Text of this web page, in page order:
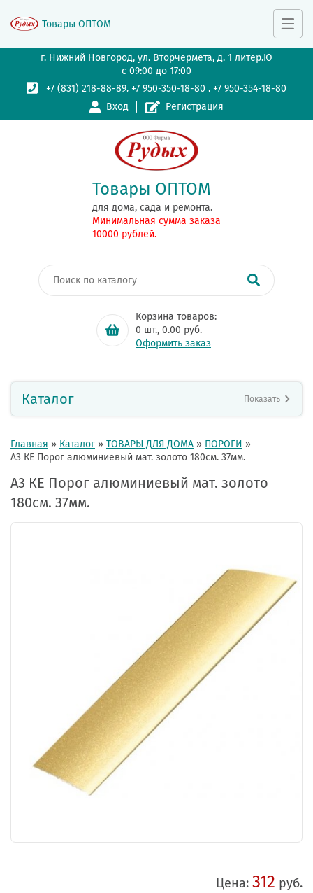
г. Нижний Новгород, ул. Вторчермета, д. 1 литер.Ю
с 09:00 до 17:00
+7 (831) 218-88-89,+7 950-350-18-80 ,+7 950-354-18-80
Вход
Регистрация
Товары ОПТОМ
для дома, сада и ремонта.
Минимальная сумма заказа
10000 рублей.
Корзина товаров:
0 шт., 0.00 руб.
Оформить заказ
Товары ОПТОМ
Каталог Показать
Главная » Каталог » ТОВАРЫ ДЛЯ ДОМА » ПОРОГИ »
А3 КЕ Порог алюминиевый мат. золото 180см. 37мм.
А3 КЕ Порог алюминиевый мат. золото
180см. 37мм.
Цена: 312 руб.